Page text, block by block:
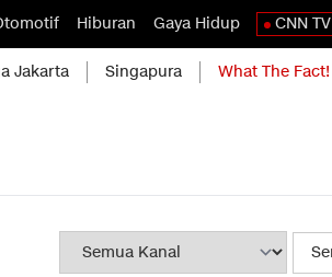
Hiburan Gaya Hidup CNN TV
Jakarta Singapura What The Fact!